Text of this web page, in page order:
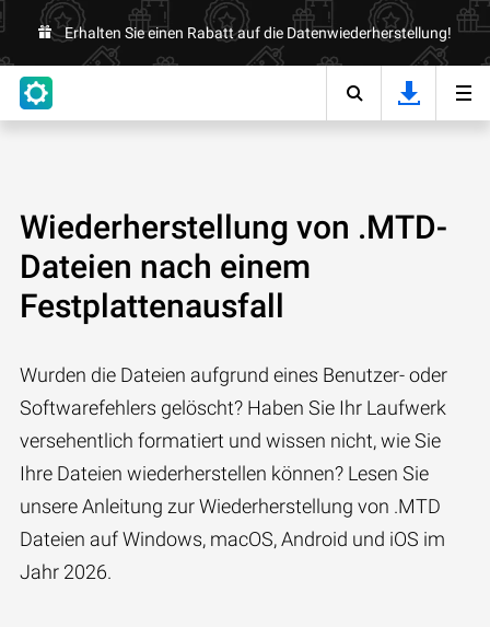
Erhalten Sie einen Rabatt auf die Datenwiederherstellung!
Wiederherstellung von .MTD-
Dateien nach einem
Festplattenausfall
Wurden die Dateien aufgrund eines Benutzer- oder
Softwarefehlers gelöscht? Haben Sie Ihr Laufwerk
versehentlich formatiert und wissen nicht, wie Sie
Ihre Dateien wiederherstellen können? Lesen Sie
unsere Anleitung zur Wiederherstellung von .MTD
Dateien auf Windows, macOS, Android und iOS im
Jahr 2026.